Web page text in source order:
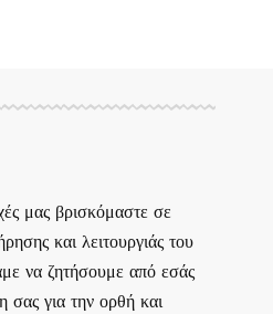
μας βρισκόμαστε σε
και λειτουργιάς του
να ζητήσουμε από εσάς
σας για την ορθή και